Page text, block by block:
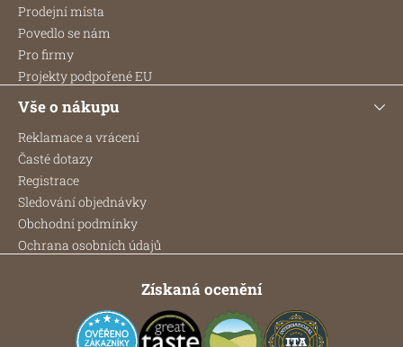
i
Prodejní místa
Povedlo se nám
Pro firmy
Projekty podpořené EU
Vše o nákupu
Reklamace a vrácení
Časté dotazy
Registrace
Sledování objednávky
Obchodní podmínky
Ochrana osobních údajů
Získaná ocenění